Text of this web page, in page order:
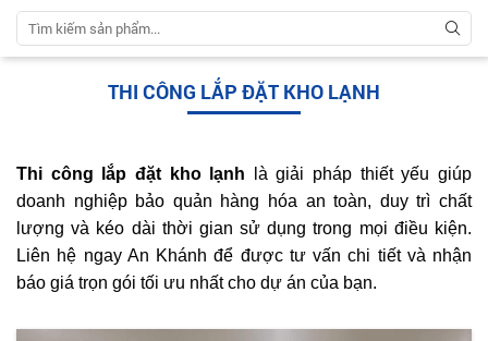
THI CÔNG LẮP ĐẶT KHO LẠNH
Thi công lắp đặt kho lạnh
là giải pháp thiết yếu giúp
doanh nghiệp bảo quản hàng hóa an toàn, duy trì chất
lượng và kéo dài thời gian sử dụng trong mọi điều kiện.
Liên hệ ngay An Khánh để được tư vấn chi tiết và nhận
báo giá trọn gói tối ưu nhất cho dự án của bạn.